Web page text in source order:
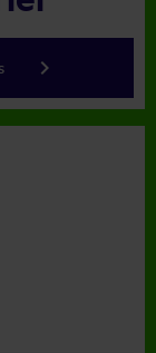
keyboard_arrow_right